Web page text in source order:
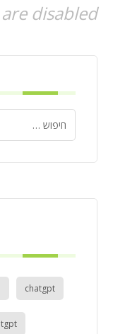
disabled.
chatgpt